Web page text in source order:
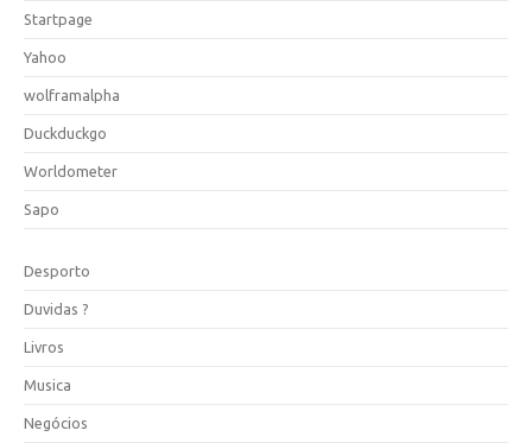
Startpage
Yahoo
wolframalpha
Duckduckgo
Worldometer
Sapo
Desporto
Duvidas ?
Livros
Musica
Negócios